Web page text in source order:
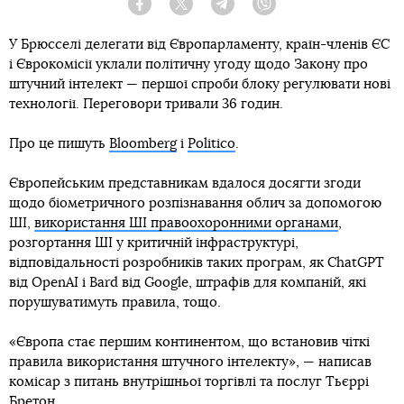
Facebook Twitter Telegram
У Брюсселі делегати від Європарламенту, країн-членів ЄС
і Єврокомісії уклали політичну угоду щодо Закону про
штучний інтелект — першої спроби блоку регулювати нові
технології. Переговори тривали 36 годин.
Про це пишуть Bloombergі Politico.
Європейським представникам вдалося досягти згоди
щодо біометричного розпізнавання облич за допомогою
ШІ, використання ШІ правоохоронними органами,
розгортання ШІ у критичній інфраструктурі,
відповідальності розробників таких програм, як ChatGPT
від OpenAI і Bard від Google, штрафів для компаній, які
порушуватимуть правила, тощо.
«Європа стає першим континентом, що встановив чіткі
правила використання штучного інтелекту», — написав
комісар з питань внутрішньої торгівлі та послуг Тьєррі